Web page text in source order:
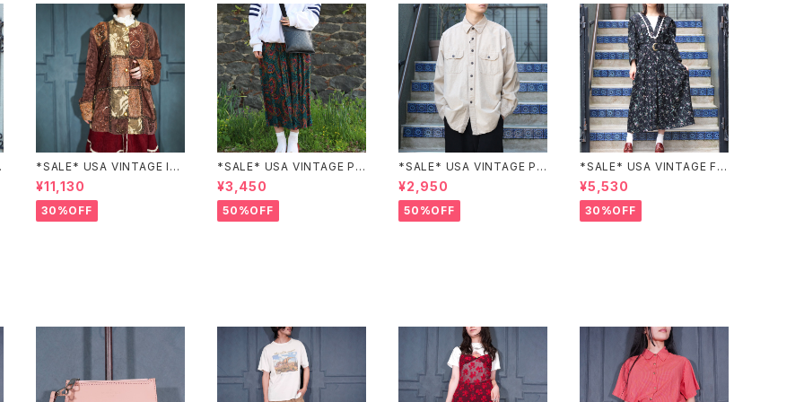
*SALE* USA VINTAGE Ind
igo moon PATCHWORK E
MBROIDERY DESIGN JAC
KET/アメリカ古着パッチワー
ク刺繍ジャケット
¥11,130
30%OFF
*SALE* USA VINTAGE PAI
SLEY PATTERNED DESIG
N SKIRT/アメリカ古着ペイズ
リー柄デザインスカート
¥3,450
50%OFF
*SALE* USA VINTAGE PO
CKET DESIGN SHIRT/アメ
リカ古着ポケットデザインシャ
ツ
¥2,950
50%OFF
*SALE* USA VINTAGE FL
OWER PATTERNED LACE
COLLAR BELTED ONE PIE
CE/アメリカ古着花柄レース
襟ベルテッドワンピース
¥5,530
30%OFF